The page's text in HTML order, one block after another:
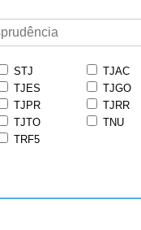
STJ TJAC
TJES TJGO
TJPR TJRR
TJTO TNU
TRF5